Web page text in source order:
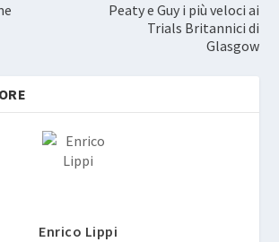
Peaty e Guy i più veloci ai
Trials Britannici di
Glasgow
Enrico Lippi